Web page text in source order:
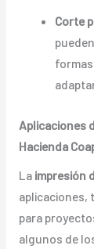
Corte
Aplicaciones
Hacienda
La impresión
aplicaciones,
para
algunos de